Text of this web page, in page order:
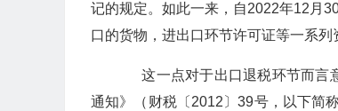
记的规定。如此一来，自2022年12月
口的货物，进出口环节许可证等一系列
这一点对于出口退税环节而言
通知》（财税〔2012〕39号，以下简